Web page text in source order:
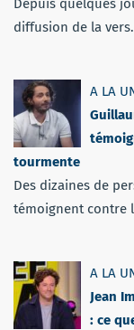
Depuis quelques
diffusion de la
A LA
tourmente
Des dizaines de
témoignent contre
A LA
Jean
: ce